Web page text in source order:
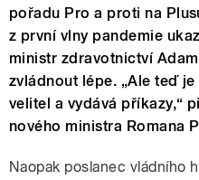
pořadu Pro a proti na
z první vlny pandemie
ministr zdravotnictví
zvládnout lépe. „Ale teď
velitel a vydává příkazy,“
nového ministra Romana
Naopak poslanec vládního